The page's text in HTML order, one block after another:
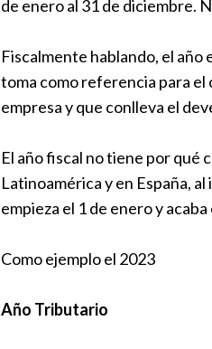
de enero al 31 de diciembre.
Fiscalmente hablando, el año
toma como referencia para el
empresa y que conlleva el
El año fiscal no tiene por qué
Latinoamérica y en España,
empieza el 1 de enero y
Como ejemplo el 2023
Año Tributario